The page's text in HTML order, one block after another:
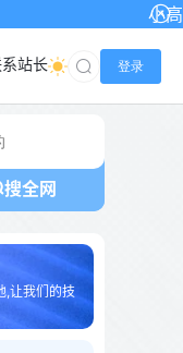
小高网已启用最
站长 登录
搜全网
,让我们的技